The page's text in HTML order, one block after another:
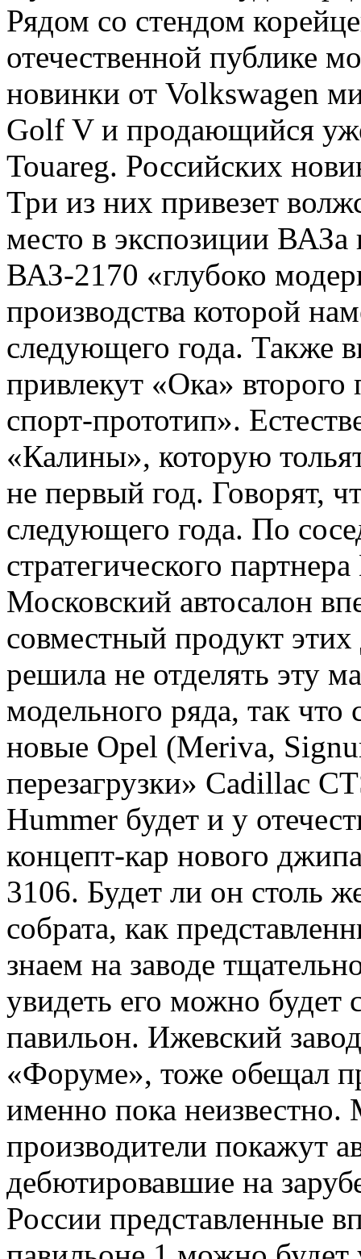
Рядом со стендом
отечественной публике
новинки от Volkswagen
Golf V и продающийся
Touаreg. Российских
Три из них привезет
место в экспозиции
ВАЗ-2170 «глубоко
производства которой
следующего года. Также
привлекут «Ока»
спорт-прототип».
«Калины», которую
не первый год. Говорят,
следующего года. По
стратегического
Московский автосалон
совместный продукт
решила не отделять эту
модельного ряда, так что
новые Opel (Meriva,
перезагрузки» Cadillac
Hummer будет и у
концепт-кар нового
3106. Будет ли он столь
собрата, как
знаем на заводе
увидеть его можно будет
павильон. Ижевский
«Форуме», тоже обещал
именно пока
производители покажут
дебютировавшие на
России представленные